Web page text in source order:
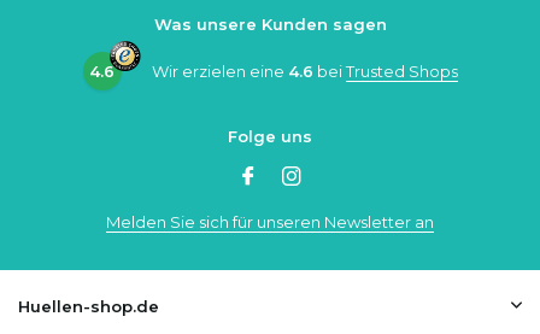
Was unsere Kunden sagen
4.6 Wir erzielen eine 4.6 beiTrusted Shops
Folge uns
Melden Sie sich für unseren Newsletter an
Huellen-shop.de